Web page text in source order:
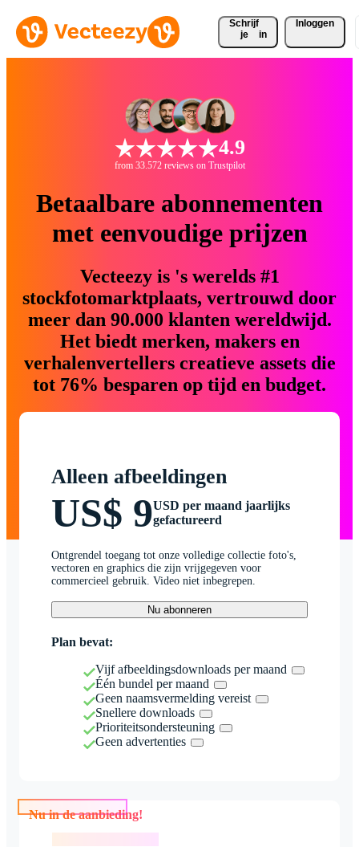
Schrijf
je
in
Inloggen
4.9
from 33.572 reviews on Trustpilot
Betaalbare abonnementen
met eenvoudige prijzen
Vecteezy is 's werelds #1
stockfotomarktplaats, vertrouwd door
meer dan 90.000 klanten wereldwijd.
Het biedt merken, makers en
verhalenvertellers creatieve assets die
tot 76% besparen op tijd en budget.
Alleen afbeeldingen
US$ 9USD per maand jaarlijks
gefactureerd
Ontgrendel toegang tot onze volledige collectie foto's,
vectoren en graphics die zijn vrijgegeven voor
commercieel gebruik. Video niet inbegrepen.
Nu abonneren
Plan bevat:
Vijf afbeeldingsdownloads per maand
Één bundel per maand
Geen naamsvermelding vereist
Snellere downloads
Prioriteitsondersteuning
Geen advertenties
Nu in de aanbieding!